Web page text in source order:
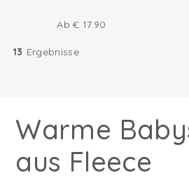
Ab€ 17.90
13 Ergebnisse
Warme
aus Fleece